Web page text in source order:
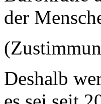
der
Deshalb